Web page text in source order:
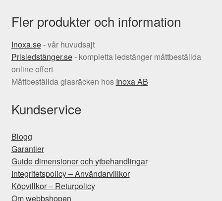
Fler produkter och information
Inoxa.se- vår huvudsajt
Prisledstänger.se- kompletta ledstänger måttbeställda
online offert
Måttbeställda glasräcken hos Inoxa AB
Kundservice
Blogg
Garantier
Guide dimensioner och ytbehandlingar
Integritetspolicy – Användarvillkor
Köpvillkor – Returpolicy
Om webbshopen